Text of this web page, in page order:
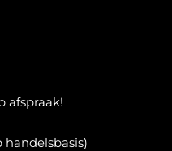
afspraak!
handelsbasis)